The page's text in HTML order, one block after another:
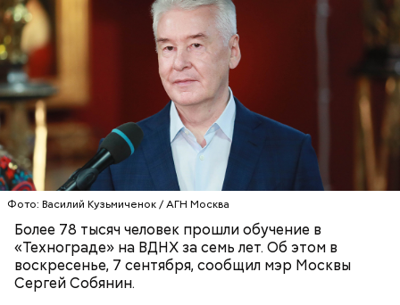
Фото: Василий Кузьмиченок / АГН Москва
Более 78 тысяч человек прошли обучение в
«Технограде» на ВДНХ за семь лет. Об этом в
воскресенье, 7 сентября, сообщил мэр Москвы
Сергей Собянин.